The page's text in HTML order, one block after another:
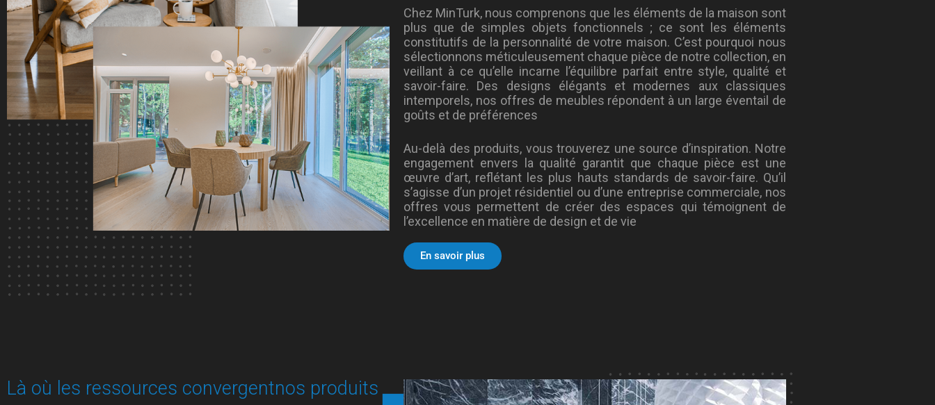
Chez MinTurk, nous comprenons que les éléments de la maison sont
plus que de simples objets fonctionnels ; ce sont les éléments
constitutifs de la personnalité de votre maison. C’est pourquoi nous
sélectionnons méticuleusement chaque pièce de notre collection, en
veillant à ce qu’elle incarne l’équilibre parfait entre style, qualité et
savoir-faire. Des designs élégants et modernes aux classiques
intemporels, nos offres de meubles répondent à un large éventail de
goûts et de préférences
Au-delà des produits, vous trouverez une source d’inspiration. Notre
engagement envers la qualité garantit que chaque pièce est une
œuvre d’art, reflétant les plus hauts standards de savoir-faire. Qu’il
s’agisse d’un projet résidentiel ou d’une entreprise commerciale, nos
offres vous permettent de créer des espaces qui témoignent de
l’excellence en matière de design et de vie
En savoir plus
Là où les ressources convergentnos produits